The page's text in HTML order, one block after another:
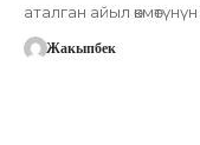
аталган айыл
Жакыпбек